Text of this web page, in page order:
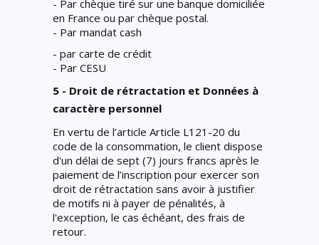
- Par chèque tiré sur une banque domiciliée
en France ou par chèque postal.
- Par mandat cash
- par carte de crédit
- Par CESU
5 - Droit de rétractation et Données à
caractère personnel
En vertu de l’article Article L121-20 du
code de la consommation, le client dispose
d'un délai de sept (7) jours francs après le
paiement de l’inscription pour exercer son
droit de rétractation sans avoir à justifier
de motifs ni à payer de pénalités, à
l'exception, le cas échéant, des frais de
retour.